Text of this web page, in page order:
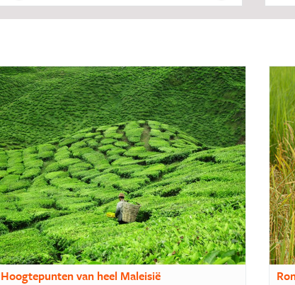
Hoogtepunten van heel Maleisië